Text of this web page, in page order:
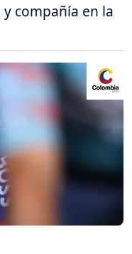
compañía en la